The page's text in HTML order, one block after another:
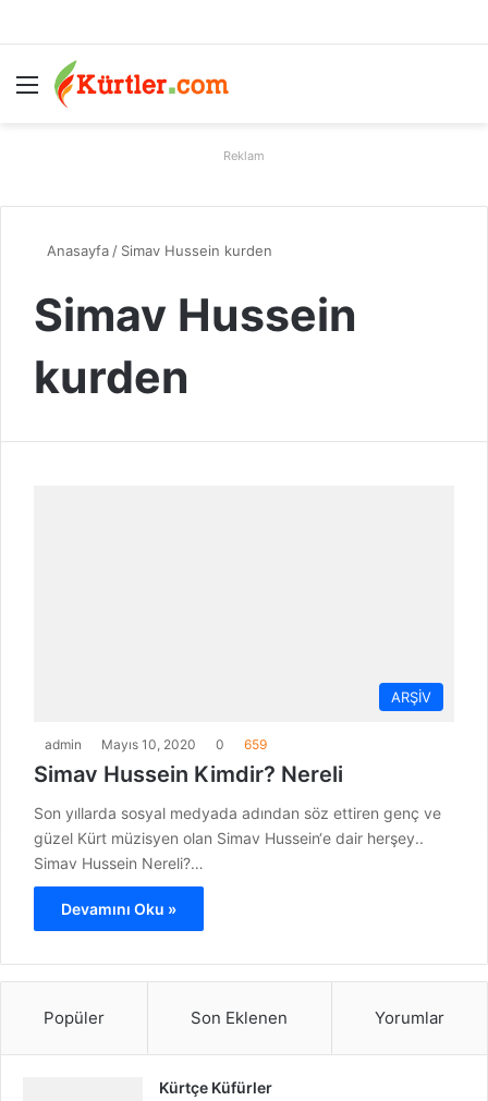
Menü
Reklam
Anasayfa / Simav Hussein kurden
Simav Hussein
kurden
ARŞİV
admin Mayıs 10, 2020 0 659
Simav Hussein Kimdir? Nereli
Son yıllarda sosyal medyada adından söz ettiren genç ve
güzel Kürt müzisyen olan Simav Hussein‘e dair herşey..
Simav Hussein Nereli?…
Devamını Oku »
Popüler Son Eklenen Yorumlar
Kürtçe Küfürler